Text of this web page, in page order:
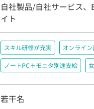
自社製品/自社サービス、
イト
スキル研修が充実 オンライ
ノートPC＋モニタ別途支給
若干名